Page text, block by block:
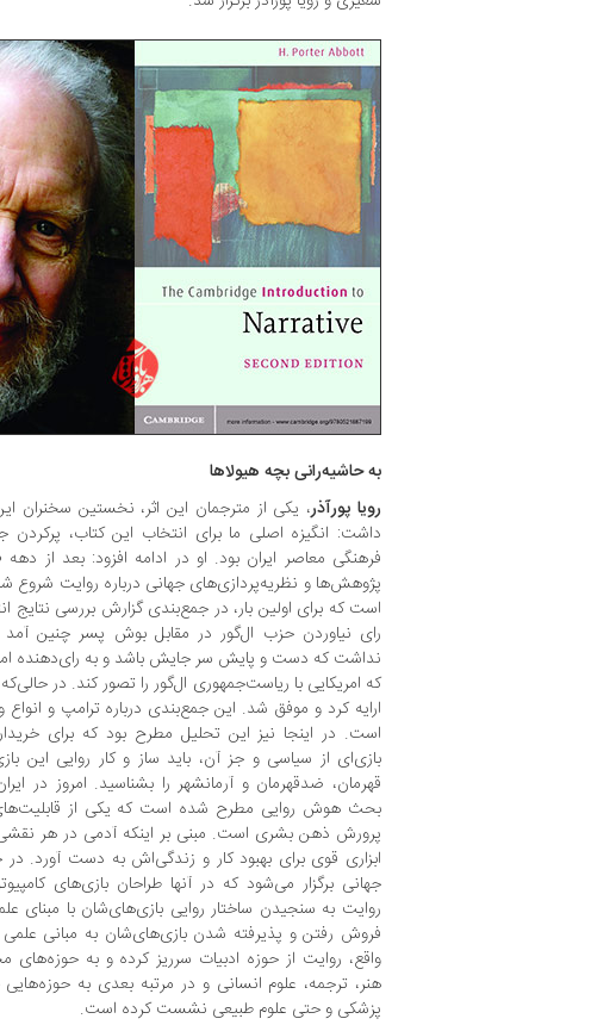
به حاشیه‌رانی بچه هیولاها
رویا پورآذر، یکی از مترجمان این اثر، نخستین سخنران
داشت: انگیزه اصلی ما برای انتخاب این کتاب،
پژوهش‌ها و نظریه‌پردازی‌های جهانی درباره روایت
است که برای اولین بار، در جمع‌بندی گزارش بررسی نتایج
رای نیاوردن حزب ال‌گور در مقابل بوش پسر چنین
نداشت که دست و پایش سر جایش باشد و به رای‌دهنده
که امریکایی با ریاست‌جمهوری ‌ال‌گور را تصور کند. در
ارایه کرد و موفق شد. این جمع‌بندی درباره ترامپ و
است. در اینجا نیز این تحلیل مطرح بود که برای
بازی‌ای از سیاسی و جز آن، باید ساز و کار روایی این
قهرمان، ضدقهرمان و آرمانشهر را بشناسید. امروز در
بحث هوش روایی مطرح شده است که یکی از قابلیت‌های
پرورش ذهن بشری است. مبنی بر اینکه آدمی در هر نقشی
ابزاری قوی برای بهبود کار و زندگی‌اش به دست آورد.
جهانی برگزار می‌شود که در آنها طراحان بازی‌های
روایت به سنجیدن ساختار روایی بازی‌های‌شان با مبنای
فروش رفتن و پذیرفته شدن بازی‌های‌شان به مبانی
واقع، روایت از حوزه ادبیات سرریز کرده و به حوزه‌های
هنر، ترجمه، علوم انسانی و در مرتبه بعدی به
پزشکی و حتی علوم طبیعی نشست کرده است.